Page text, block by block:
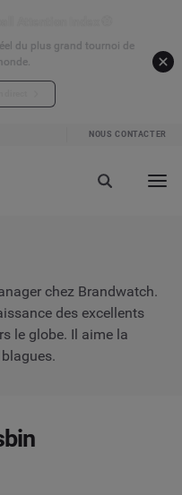
du plus grand tournoi de
NOUS CONTACTER
chez Brandwatch.
des excellents
le globe. Il aime la